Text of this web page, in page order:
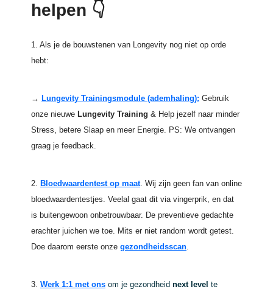
helpen 👇
1. Als je de bouwstenen van Longevity nog niet op orde
hebt:
→ Lungevity Trainingsmodule (ademhaling): Gebruik
onze nieuwe Lungevity Training & Help jezelf naar minder
Stress, betere Slaap en meer Energie. PS: We ontvangen
graag je feedback.
2. Bloedwaardentest op maat. Wij zijn geen fan van online
bloedwaardentestjes. Veelal gaat dit via vingerprik, en dat
is buitengewoon onbetrouwbaar. De preventieve gedachte
erachter juichen we toe. Mits er niet random wordt getest.
Doe daarom eerste onze gezondheidsscan.
3. Werk 1:1 met ons om je gezondheid next level te